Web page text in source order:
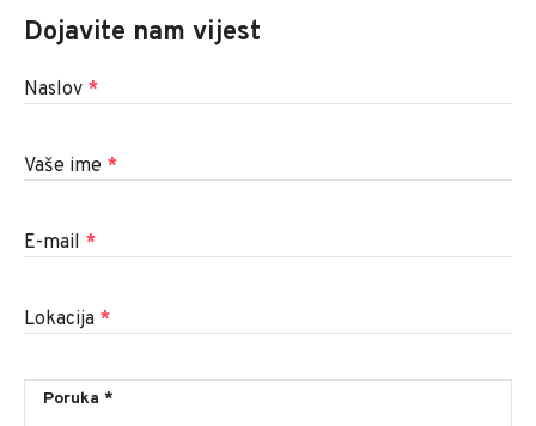
Dojavite nam vijest
Naslov *
Vaše ime *
E-mail *
Lokacija *